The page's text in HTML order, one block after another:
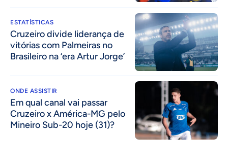
ESTATÍSTICAS
Cruzeiro divide liderança de
vitórias com Palmeiras no
Brasileiro na ‘era Artur Jorge’
ONDE ASSISTIR
Em qual canal vai passar
Cruzeiro x América-MG pelo
Mineiro Sub-20 hoje (31)?